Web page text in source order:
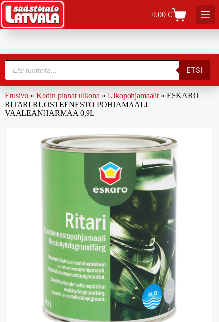
0.00€
ETSI
Etusivu » Kodin pinnat ulkona » Ulkopohjamaalit » ESKARO
RITARI RUOSTEENESTO POHJAMAALI
VAALEANHARMAA 0,9L